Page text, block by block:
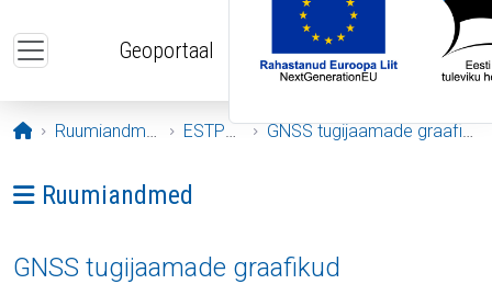
Geoportaal
Avaleht
Ruumiandmed ESTPOS GNSS tugijaamade graafikud
Ava menüü: Ruumiandmed
Ruumiandmed
GNSS tugijaamade graafikud